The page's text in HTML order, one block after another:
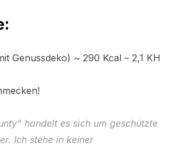
Genussdeko) ~ 290 Kcal – 2,1 KH
handelt es sich um geschützte
Ich stehe in keiner